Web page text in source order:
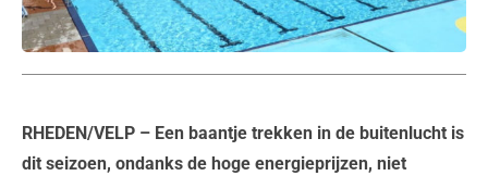
RHEDEN/VELP – Een baantje trekken in de buitenlucht is
dit seizoen, ondanks de hoge energieprijzen, niet